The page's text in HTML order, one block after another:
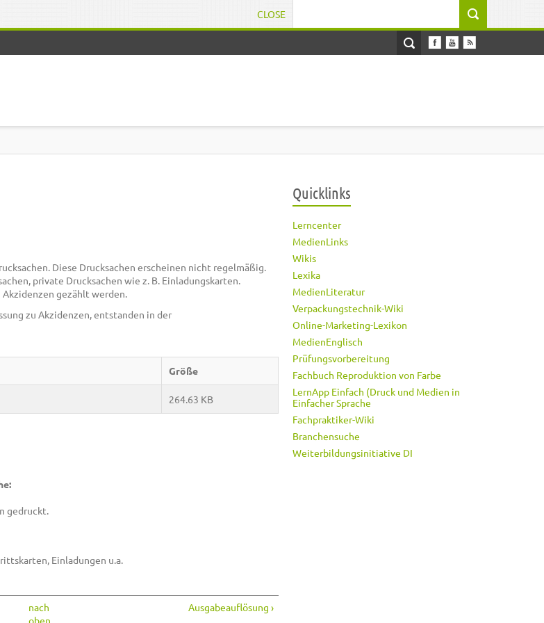
CLOSE
Diese Drucksachen erscheinen nicht regelmäßig.
private Drucksachen wie z. B. Einladungskarten.
Akzidenzen gezählt werden.
zu Akzidenzen, entstanden in der
Größe
264.63 KB
gedruckt.
Einladungen u.a.
nach
oben
Ausgabeauflösung ›
Quicklinks
Lerncenter
MedienLinks
Wikis
Lexika
MedienLiteratur
Verpackungstechnik-Wiki
Online-Marketing-Lexikon
MedienEnglisch
Prüfungsvorbereitung
Fachbuch Reproduktion von Farbe
LernApp Einfach (Druck und Medien in
Einfacher Sprache
Fachpraktiker-Wiki
Branchensuche
Weiterbildungsinitiative DI